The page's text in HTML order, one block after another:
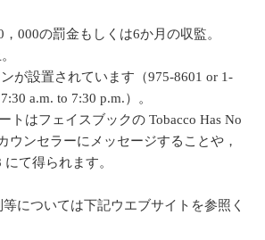
000の罰金もしくは6か月の収監。
が設置されています（975-8601 or 1-
a.m. to 7:30 p.m.）。
トはフェイスブックの Tobacco Has No
ウンセラーにメッセージすることや，
て得られます。
については下記ウエブサイトを参照く